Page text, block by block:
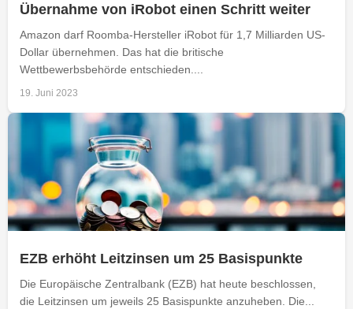
Übernahme von iRobot einen Schritt weiter
Amazon darf Roomba-Hersteller iRobot für 1,7 Milliarden US-
Dollar übernehmen. Das hat die britische
Wettbewerbsbehörde entschieden....
19. Juni 2023
EZB erhöht Leitzinsen um 25 Basispunkte
Die Europäische Zentralbank (EZB) hat heute beschlossen,
die Leitzinsen um jeweils 25 Basispunkte anzuheben. Die...